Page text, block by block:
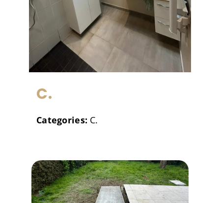
C.
Categories: C.